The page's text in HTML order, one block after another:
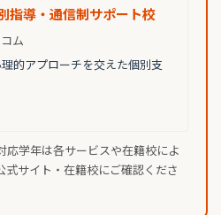
指導・通信制サポート校
ム
的アプローチを交えた個別支
学年は各サービスや在籍校によ
式サイト・在籍校にご確認くださ